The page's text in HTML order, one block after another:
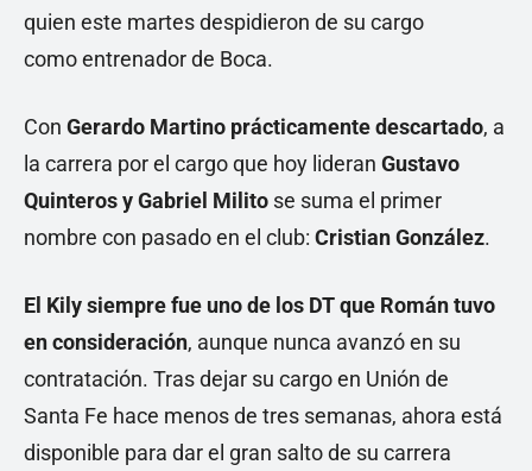
quien este martes despidieron de su cargo
como entrenador de Boca.
Con Gerardo Martino prácticamente descartado, a
la carrera por el cargo que hoy lideran Gustavo
Quinteros y Gabriel Milito se suma el primer
nombre con pasado en el club: Cristian González.
El Kily siempre fue uno de los DT que Román tuvo
en consideración, aunque nunca avanzó en su
contratación. Tras dejar su cargo en Unión de
Santa Fe hace menos de tres semanas, ahora está
disponible para dar el gran salto de su carrera